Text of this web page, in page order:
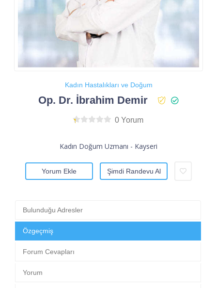
Kadın Hastalıkları ve Doğum
Op. Dr. İbrahim Demir
0 Yorum
Kadın Doğum Uzmanı - Kayseri
Yorum Ekle Şimdi Randevu Al
Bulunduğu Adresler
Özgeçmiş
Forum Cevapları
Yorum